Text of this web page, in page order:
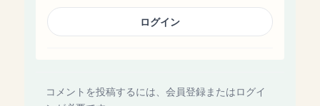
ログイン
コメントを投稿するには、会員登録またはログイ